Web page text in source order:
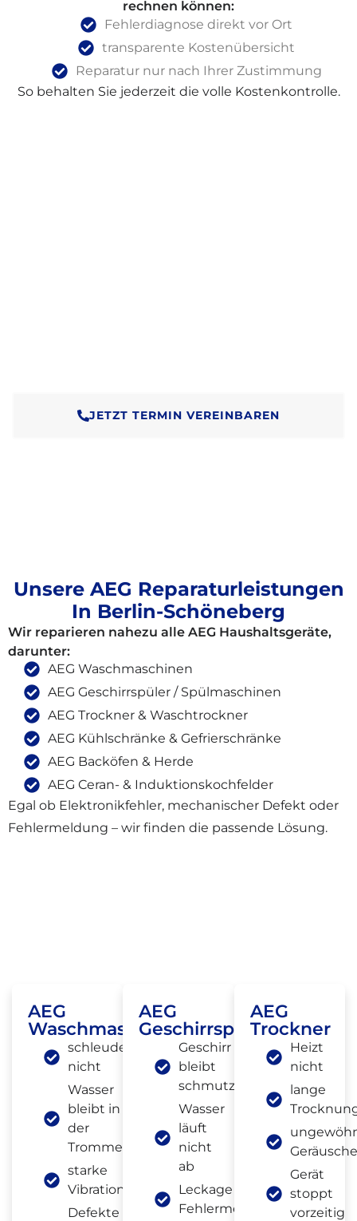
rechnen können:
Fehlerdiagnose direkt vor Ort
transparente Kostenübersicht
Reparatur nur nach Ihrer Zustimmung
So behalten Sie jederzeit die volle Kostenkontrolle.
JETZT TERMIN VEREINBAREN
Unsere AEG Reparaturleistungen
In Berlin-Schöneberg
Wir reparieren nahezu alle AEG Haushaltsgeräte,
darunter:
AEG Waschmaschinen
AEG Geschirrspüler / Spülmaschinen
AEG Trockner & Waschtrockner
AEG Kühlschränke & Gefrierschränke
AEG Backöfen & Herde
AEG Ceran- & Induktionskochfelder
Egal ob Elektronikfehler, mechanischer Defekt oder
Fehlermeldung – wir finden die passende Lösung.
AEG
Waschmaschine
schleudert
nicht
Wasser
bleibt in
der
Trommel
starke
Vibrationen
Defekte
AEG
Geschirrspüler
Geschirr
bleibt
schmutzig
Wasser
läuft
nicht
ab
Leckage oder
Fehlermeldung
AEG
Trockner
Heizt
nicht
lange
Geräusche
Gerät
stoppt
vorzeitig